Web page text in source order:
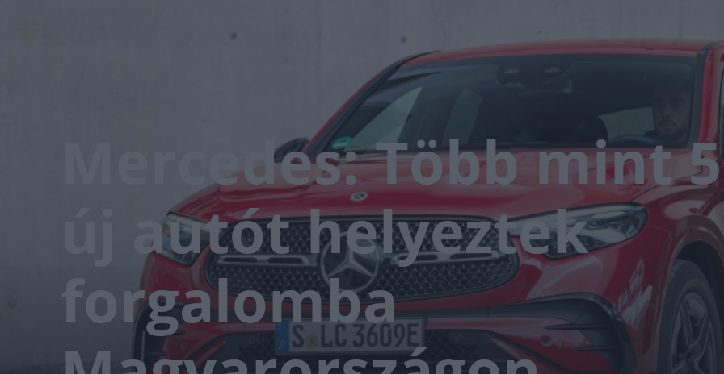
Mercedes: Több mint
új autót helyeztek
forgalomba